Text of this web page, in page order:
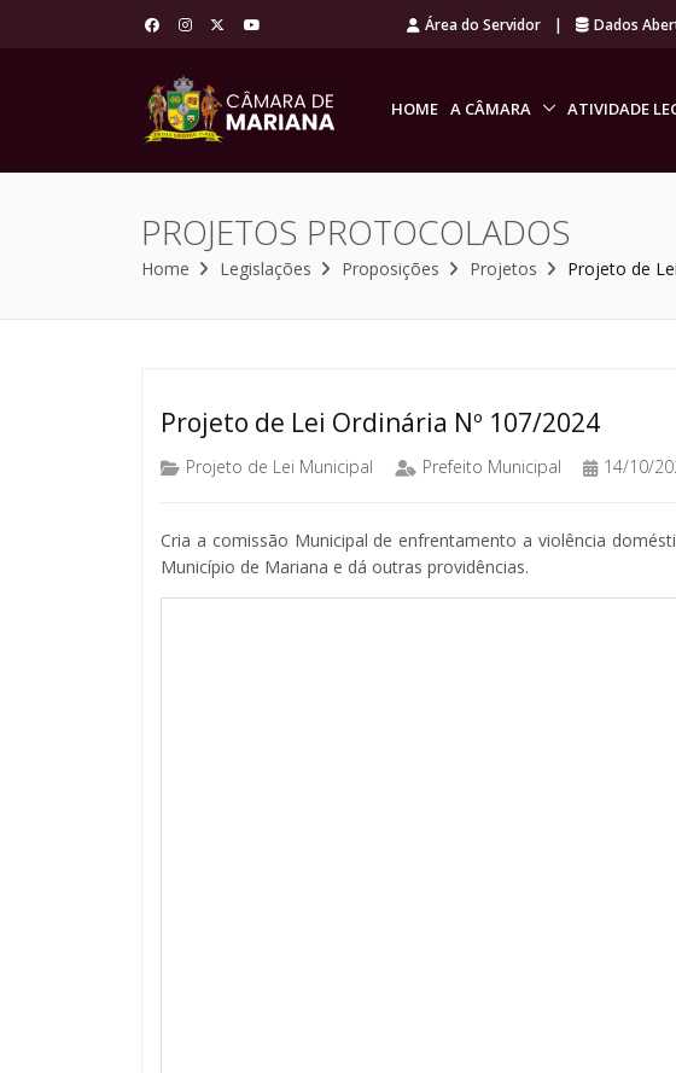
Área do Servidor | Dados
HOME A CÂMARA ATIVIDADE
PROJETOS PROTOCOLADOS
Home Legislações Proposições Projetos Projeto de
Projeto de Lei Ordinária Nº 107/2024
Projeto de Lei Municipal Prefeito Municipal 14/10/
Cria a comissão Municipal de enfrentamento a violência
Município de Mariana e dá outras providências.